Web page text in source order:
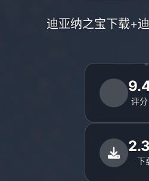
迪亚纳之宝下载+
评分
下